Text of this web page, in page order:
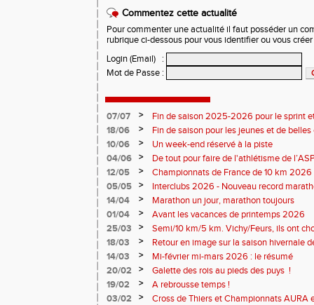
Commentez cette actualité
Pour commenter une actualité il faut posséder un
rubrique ci-dessous pour vous identifier ou vous
Login (Email)
:
Mot de Passe :
07/07 >
Fin de saison 2025-2026 pour le sprint
18/06
>
Fin de saison pour les jeunes et de
10/06
>
Un week-end réservé à la piste
04/06
>
De tout pour faire de l'athlétisme de
monde souriant
12/05 >
Championnats de France de 10 km
Soirées piste
05/05 >
Interclubs 2026 - Nouveau record
résultats
14/04 >
Marathon un jour, marathon toujours
01/04
>
Avant les vacances de printemps 2026
25/03
>
Semi/10 km/5 km. Vichy/Feurs, ils ont
18/03
>
Retour en image sur la saison hivernale
14/03
>
Mi-février mi-mars 2026 : le résumé
20/02
>
Galette des rois au pieds des puys !
19/02
>
A rebrousse temps !
03/02
>
Cross de Thiers et Championnats AURA